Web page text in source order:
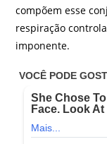
compõem esse
respiração
imponente.